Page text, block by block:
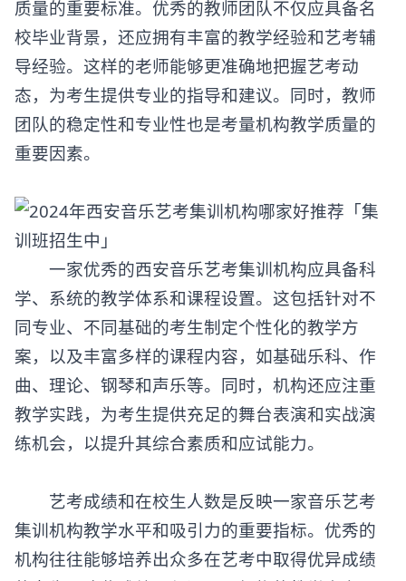
质量的重要标准。优秀的教师团队不仅应具备名
校毕业背景，还应拥有丰富的教学经验和艺考辅
导经验。这样的老师能够更准确地把握艺考动
态，为考生提供专业的指导和建议。同时，教师
团队的稳定性和专业性也是考量机构教学质量的
重要因素。
一家优秀的西安音乐艺考集训机构应具备科
学、系统的教学体系和课程设置。这包括针对不
同专业、不同基础的考生制定个性化的教学方
案，以及丰富多样的课程内容，如基础乐科、作
曲、理论、钢琴和声乐等。同时，机构还应注重
教学实践，为考生提供充足的舞台表演和实战演
练机会，以提升其综合素质和应试能力。
艺考成绩和在校生人数是反映一家音乐艺考
集训机构教学水平和吸引力的重要指标。优秀的
机构往往能够培养出众多在艺考中取得优异成绩